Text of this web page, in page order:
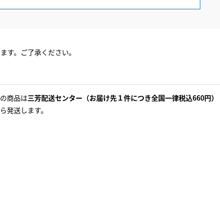
す。ご了承ください。
商品は三芳配送センター（お届け先１件につき全国一律税込660円）
発送します。